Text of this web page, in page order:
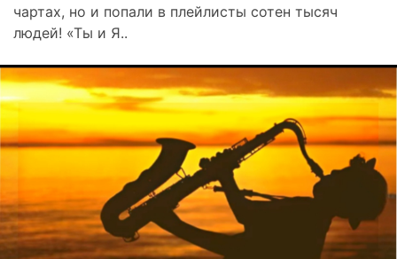
чартах, но и попали в плейлисты сотен тысяч
людей! «Ты и Я..